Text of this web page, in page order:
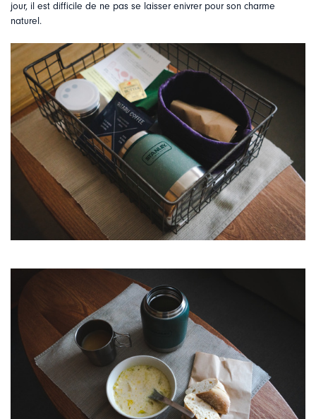
jour, il est difficile de ne pas se laisser enivrer pour son charme
naturel.